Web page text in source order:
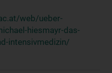
web/ueber-
hiesmayr-das-
intensivmedizin/